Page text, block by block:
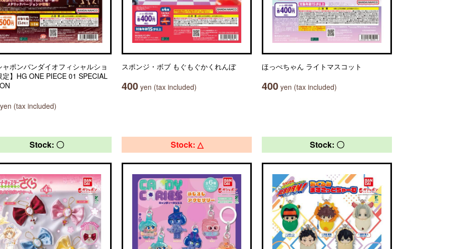
ャポンバンダイオフィシャルショ
定】HG ONE PIECE 01 SPECIAL
yen (tax included)
スポンジ・ボブ もぐもぐかくれんぼ
400 yen (tax included)
ほっぺちゃん ライトマスコット
400 yen (tax included)
Stock: 〇 Stock: △ Stock: 〇